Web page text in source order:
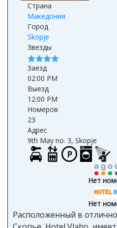
Страна
Македония
Город
Skopje
Звезды
Заезд
02:00 PM
Выезд
12:00 PM
Номеров
23
Адрес
9th May no. 3, Skopje
Нет
Нет
Расположенный в